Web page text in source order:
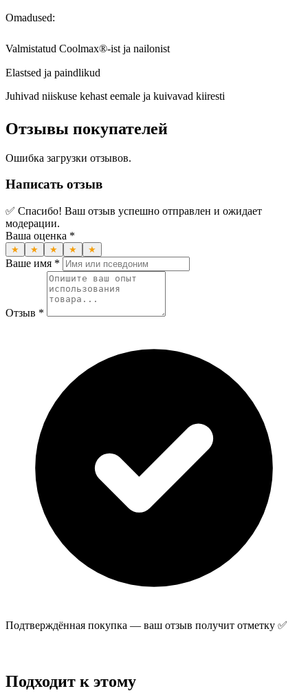
Omadused:
Valmistatud Coolmax®-ist ja nailonist
Elastsed ja paindlikud
Juhivad niiskuse kehast eemale ja kuivavad kiiresti
Отзывы покупателей
Ошибка загрузки отзывов.
Написать отзыв
✅ Спасибо! Ваш отзыв успешно отправлен и ожидает
модерации.
Ваша оценка *
★ ★ ★ ★ ★
Ваше имя *
Отзыв *
Подтверждённая покупка — ваш отзыв получит отметку ✅
Подходит к этому